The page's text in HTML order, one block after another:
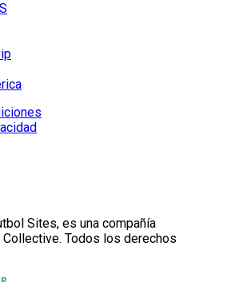
Sites, es una compañía
Todos los derechos